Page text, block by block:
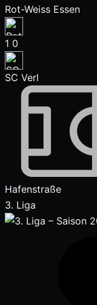
Rot-Weiss Essen
1 0
SC Verl
Hafenstraße
3. Liga